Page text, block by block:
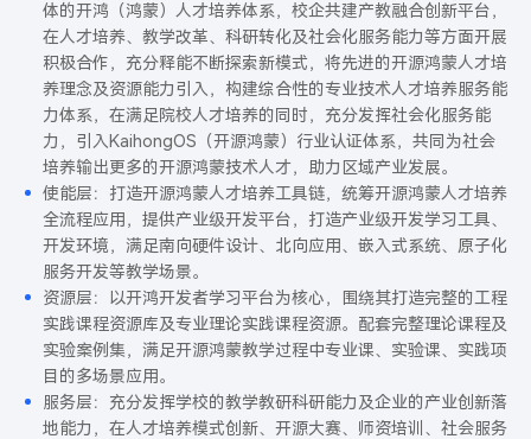
体的开鸿（鸿蒙）人才培养体系，校企共建产教融合创新平台，
在人才培养、教学改革、科研转化及社会化服务能力等方面开展
积极合作，充分释能不断探索新模式，将先进的开源鸿蒙人才培
养理念及资源能力引入，构建综合性的专业技术人才培养服务能
力体系，在满足院校人才培养的同时，充分发挥社会化服务能
力，引入KaihongOS（开源鸿蒙）行业认证体系，共同为社会
培养输出更多的开源鸿蒙技术人才，助力区域产业发展。
使能层：打造开源鸿蒙人才培养工具链，统筹开源鸿蒙人才培养
全流程应用，提供产业级开发平台，打造产业级开发学习工具、
开发环境，满足南向硬件设计、北向应用、嵌入式系统、原子化
服务开发等教学场景。
资源层：以开鸿开发者学习平台为核心，围绕其打造完整的工程
实践课程资源库及专业理论实践课程资源。配套完整理论课程及
实验案例集，满足开源鸿蒙教学过程中专业课、实验课、实践项
目的多场景应用。
服务层：充分发挥学校的教学教研科研能力及企业的产业创新落
地能力，在人才培养模式创新、开源大赛、师资培训、社会服务